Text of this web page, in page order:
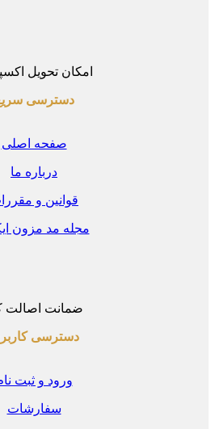
امکان تحویل اکسپرس
دسترسی سریع
صفحه اصلی
درباره ما
قوانین و مقررات
مجله مد مزون ایکس
ضمانت اصالت کالا
دسترسی کاربری
ورود و ثبت نام
سفارشات